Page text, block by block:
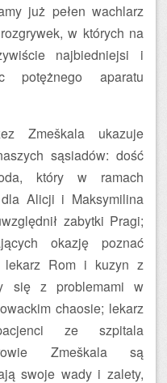
już pełen wachlarz
w których na
najbiedniejsi i
potężnego aparatu
Zmeškala ukazuje
sąsiadów: dość
który w ramach
Alicji i Maksymilina
zabytki Pragi;
okazję poznać
lekarz Rom i kuzyn z
się z problemami w
chaosie; lekarz
ze szpitala
Zmeškala są
swoje wady i zalety,